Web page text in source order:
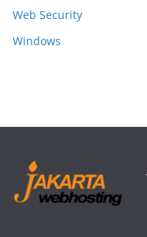
Web Security
Windows